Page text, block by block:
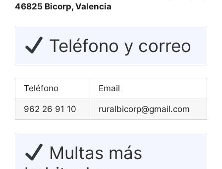
46825 Bicorp, Valencia
Teléfono y correo
Teléfono Email
962 26 91 10 ruralbicorp@gmail.com
Multas más